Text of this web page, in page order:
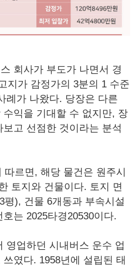
회사가 부도가 나면서 경
지가 감정가의 3분의 1 수준
례가 나왔다. 당장은 다른
익을 기대할 수 없지만, 장
고 선점한 것이라는 분석
따르면, 해당 물건은 원주시
토지와 건물이다. 토지 면
평), 건물 6개동과 부속시설
는 2025타경20530이다.
영업하던 시내버스 운수 업
였다. 1958년에 설립된 태